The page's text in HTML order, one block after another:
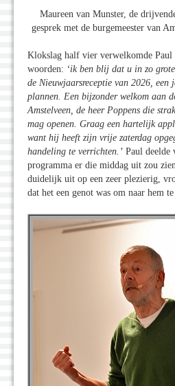
Maureen van Munster, de
gesprek met de burgemeester van
Klokslag half vier verwelkomde Paul
woorden: ‘ik ben blij dat u in zo
de Nieuwjaarsreceptie van 2026,
plannen. Een bijzonder welkom aan
Amstelveen, de heer Poppens die
mag openen. Graag een hartelijk
want hij heeft zijn vrije zaterdag
handeling te verrichten.’ Paul deelde
programma er die middag uit zou
duidelijk uit op een zeer plezierig,
dat het een genot was om naar hem